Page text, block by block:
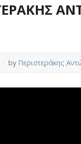
byΠεριστεράκης